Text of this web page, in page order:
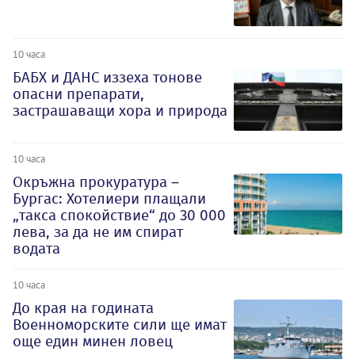
10 часа
БАБХ и ДАНС иззеха тонове
опасни препарати,
застрашаващи хора и природа
10 часа
Окръжна прокуратура –
Бургас: Хотелиери плащали
„такса спокойствие“ до 30 000
лева, за да не им спират
водата
10 часа
До края на годината
Военноморските сили ще имат
още един минен ловец